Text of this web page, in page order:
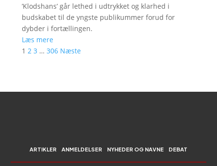
’Klodshans’ går lethed i udtrykket og klarhed i
budskabet til de yngste publikummer forud for
dybder i fortællingen.
Læs mere
1 2 3 … 306 Næste
ARTIKLER ANMELDELSER NYHEDER OG NAVNE DEBAT